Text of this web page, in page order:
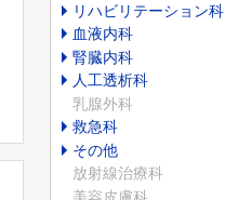
リハビリテーション科
血液内科
腎臓内科
人工透析科
乳腺外科
救急科
その他
放射線治療科
美容皮膚科